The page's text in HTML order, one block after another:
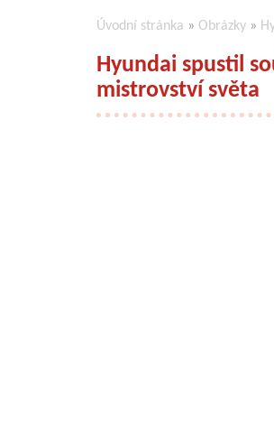
Úvodní stránka » Obrázky »
Hyundai spustil
mistrovství světa